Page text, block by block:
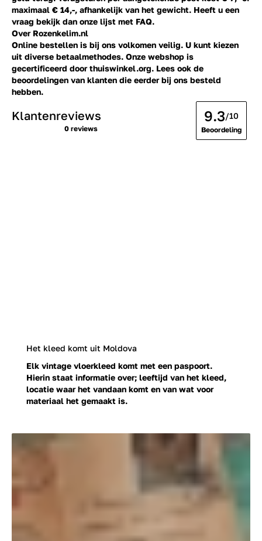
maximaal € 14,-, afhankelijk van het gewicht. Heeft u een
vraag bekijk dan onze lijst met FAQ.
Over Rozenkelim.nl
Online bestellen is bij ons volkomen veilig. U kunt kiezen
uit diverse betaalmethodes. Onze webshop is
gecertificeerd door thuiswinkel.org. Lees ook de
beoordelingen van klanten die eerder bij ons besteld
hebben.
Het kleed komt uit Moldova
Elk vintage vloerkleed komt met een paspoort.
Hierin staat informatie over; leeftijd van het kleed,
locatie waar het vandaan komt en van wat voor
materiaal het gemaakt is.
Klantenreviews
0 reviews
9.3/10
Beoordeling